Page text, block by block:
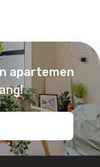
apartemen